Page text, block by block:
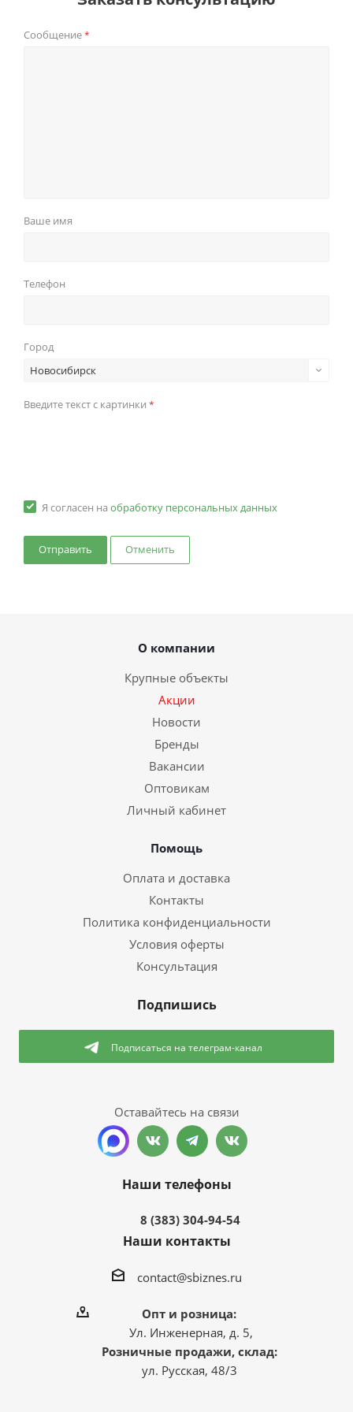
Сообщение*
Ваше имя
Телефон
Город
Новосибирск
Введите текст с картинки *
Я согласен на обработку персональных данных
Отменить
О компании
Крупные объекты
Акции
Новости
Бренды
Вакансии
Оптовикам
Личный кабинет
Помощь
Оплата и доставка
Контакты
Политика конфиденциальности
Условия оферты
Консультация
Подпишись
Подписаться на телеграм-канал
Оставайтесь на связи
Наши телефоны
8 (383) 304-94-54
Наши контакты
contact@sbiznes.ru
Опт и розница:
Ул. Инженерная, д. 5,
Розничные продажи, склад:
ул. Русская, 48/3